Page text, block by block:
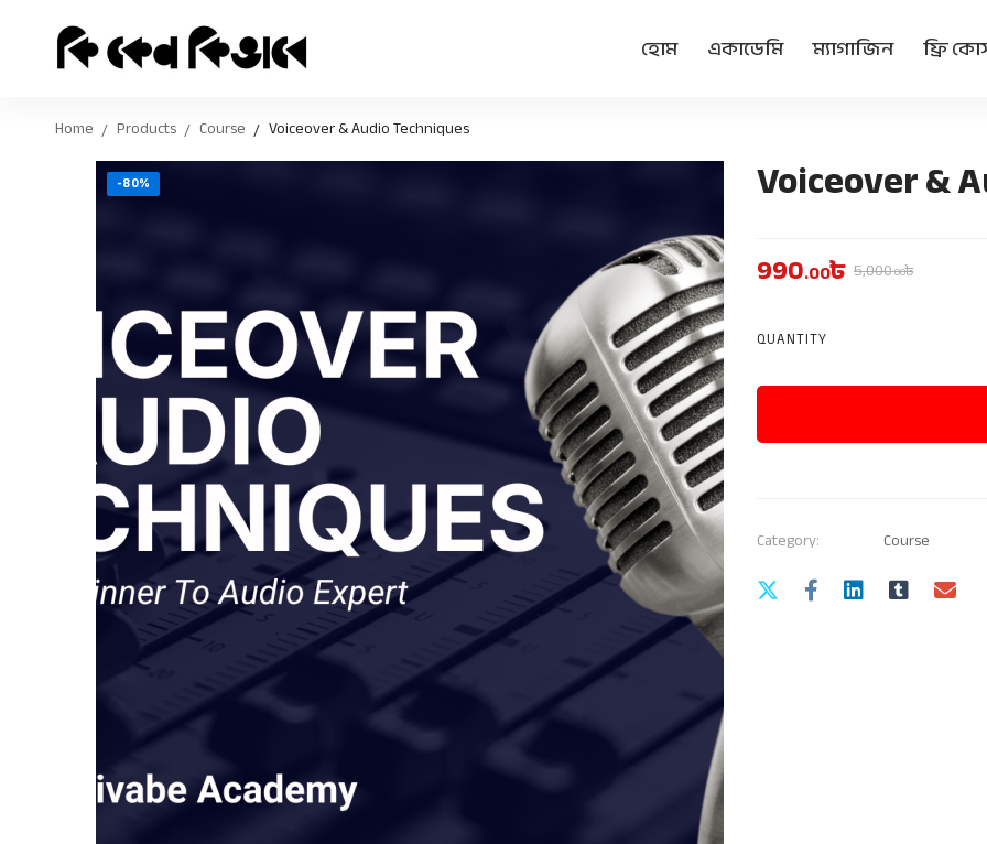
হোম একাডেমি ম্যাগাজিন ফ্রি
Home Products Course Voiceover & Audio Techniques
-80% Voiceover &
990.00৳ 5,000.00৳
QUANTITY
Category: Course